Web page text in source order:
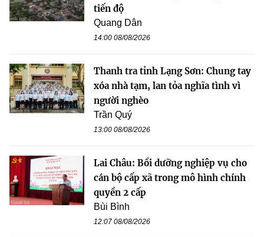
tiến độ
Quang Dân
14:00 08/08/2026
Thanh tra tỉnh Lạng Sơn: Chung tay
xóa nhà tạm, lan tỏa nghĩa tình vì
người nghèo
Trần Quý
13:00 08/08/2026
Lai Châu: Bồi dưỡng nghiệp vụ cho
cán bộ cấp xã trong mô hình chính
quyền 2 cấp
Bùi Bình
12:07 08/08/2026